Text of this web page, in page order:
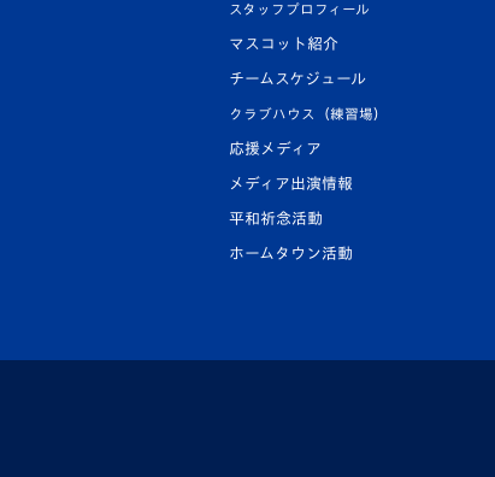
スタッフプロフィール
マスコット紹介
チームスケジュール
クラブハウス（練習場）
応援メディア
メディア出演情報
平和祈念活動
ホームタウン活動